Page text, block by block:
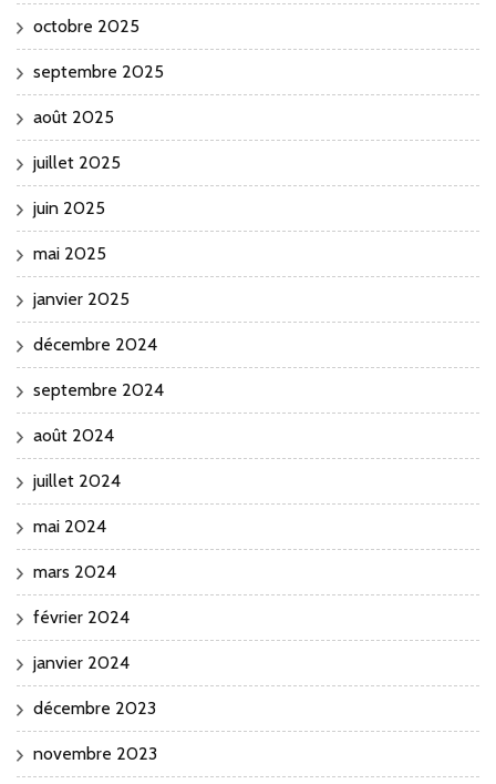
octobre 2025
septembre 2025
août 2025
juillet 2025
juin 2025
mai 2025
janvier 2025
décembre 2024
septembre 2024
août 2024
juillet 2024
mai 2024
mars 2024
février 2024
janvier 2024
décembre 2023
novembre 2023